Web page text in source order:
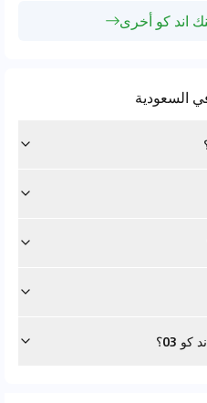
اند كو أخرى
03؟